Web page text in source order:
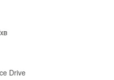
Drive